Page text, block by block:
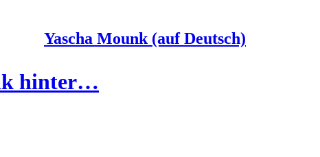
Yascha Mounk (auf Deutsch)
hinter…